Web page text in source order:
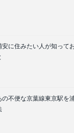
安に住みたい人が知って
の不便な京葉線東京駅を